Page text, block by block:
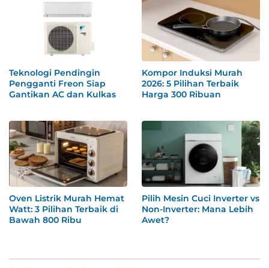
Teknologi Pendingin
Pengganti Freon Siap
Gantikan AC dan Kulkas
Kompor Induksi Murah
2026: 5 Pilihan Terbaik
Harga 300 Ribuan
Oven Listrik Murah Hemat
Watt: 3 Pilihan Terbaik di
Bawah 800 Ribu
Pilih Mesin Cuci Inverter vs
Non-Inverter: Mana Lebih
Awet?